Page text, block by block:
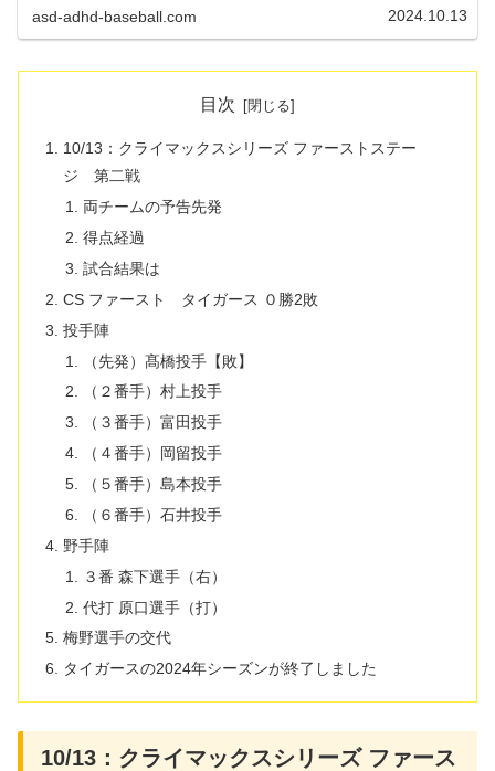
asd-adhd-baseball.com 2024.10.13
目次
10/13：クライマックスシリーズ ファーストステー
ジ 第二戦
両チームの予告先発
得点経過
試合結果は
CS ファースト タイガース ０勝2敗
投手陣
（先発）髙橋投手【敗】
（２番手）村上投手
（３番手）富田投手
（４番手）岡留投手
（５番手）島本投手
（６番手）石井投手
野手陣
３番 森下選手（右）
代打 原口選手（打）
梅野選手の交代
タイガースの2024年シーズンが終了しました
10/13：クライマックスシリーズ ファース